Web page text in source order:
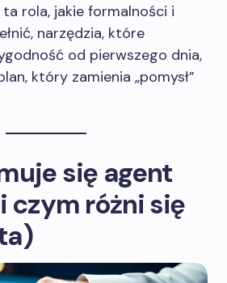
rola, jakie formalności i
narzędzia, które
od pierwszego dnia,
który zamienia „pomysł”
się agent
czym różni się